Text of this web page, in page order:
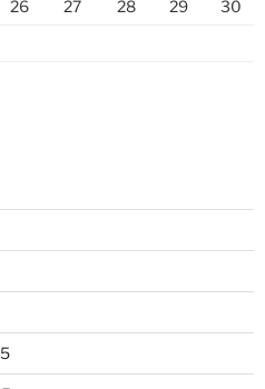
26 27 28 29
30